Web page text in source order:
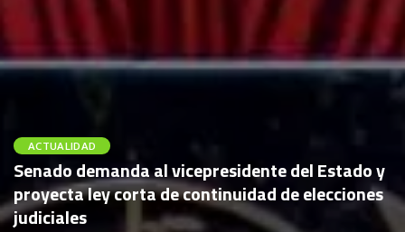
ACTUALIDAD
Senado demanda al vicepresidente del Estado y
proyecta ley corta de continuidad de elecciones
judiciales